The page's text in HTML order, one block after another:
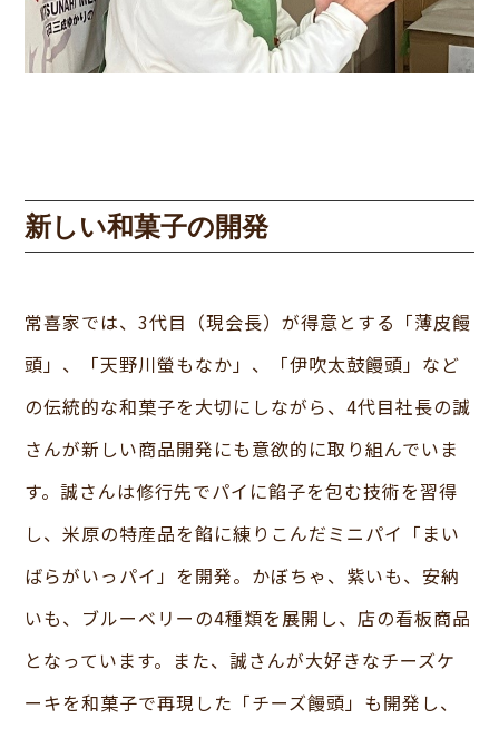
新しい和菓子の開発
常喜家では、3代目（現会長）が得意とする「薄皮饅
頭」、「天野川螢もなか」、「伊吹太鼓饅頭」など
の伝統的な和菓子を大切にしながら、4代目社長の誠
さんが新しい商品開発にも意欲的に取り組んでいま
す。誠さんは修行先でパイに餡子を包む技術を習得
し、米原の特産品を餡に練りこんだミニパイ「まい
ばらがいっパイ」を開発。かぼちゃ、紫いも、安納
いも、ブルーベリーの4種類を展開し、店の看板商品
となっています。また、誠さんが大好きなチーズケ
ーキを和菓子で再現した「チーズ饅頭」も開発し、